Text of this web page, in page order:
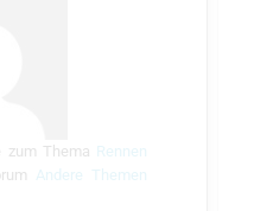
Thema Rennen
Andere Themen